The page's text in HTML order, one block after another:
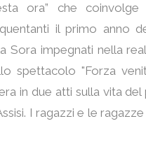
ora” che
il primo anno
Sora impegnati nella
spettacolo "Forza
in due atti sulla vita
I ragazzi e le